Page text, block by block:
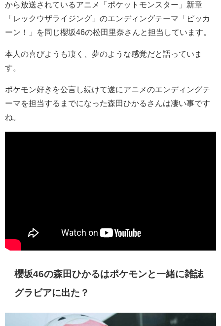
から放送されているアニメ「ポケットモンスター」新章
「レックウザライジング」のエンディングテーマ「ピッカ
ーン！」を同じ櫻坂46の松田里奈さんと担当しています。
本人の喜びようも凄く、夢のような感覚だと語っていま
す。
ポケモン好きを公言し続けて遂にアニメのエンディングテ
ーマを担当するまでになった森田ひかるさんは凄い事です
ね。
櫻坂46の森田ひかるはポケモンと一緒に雑誌
グラビアに出た？